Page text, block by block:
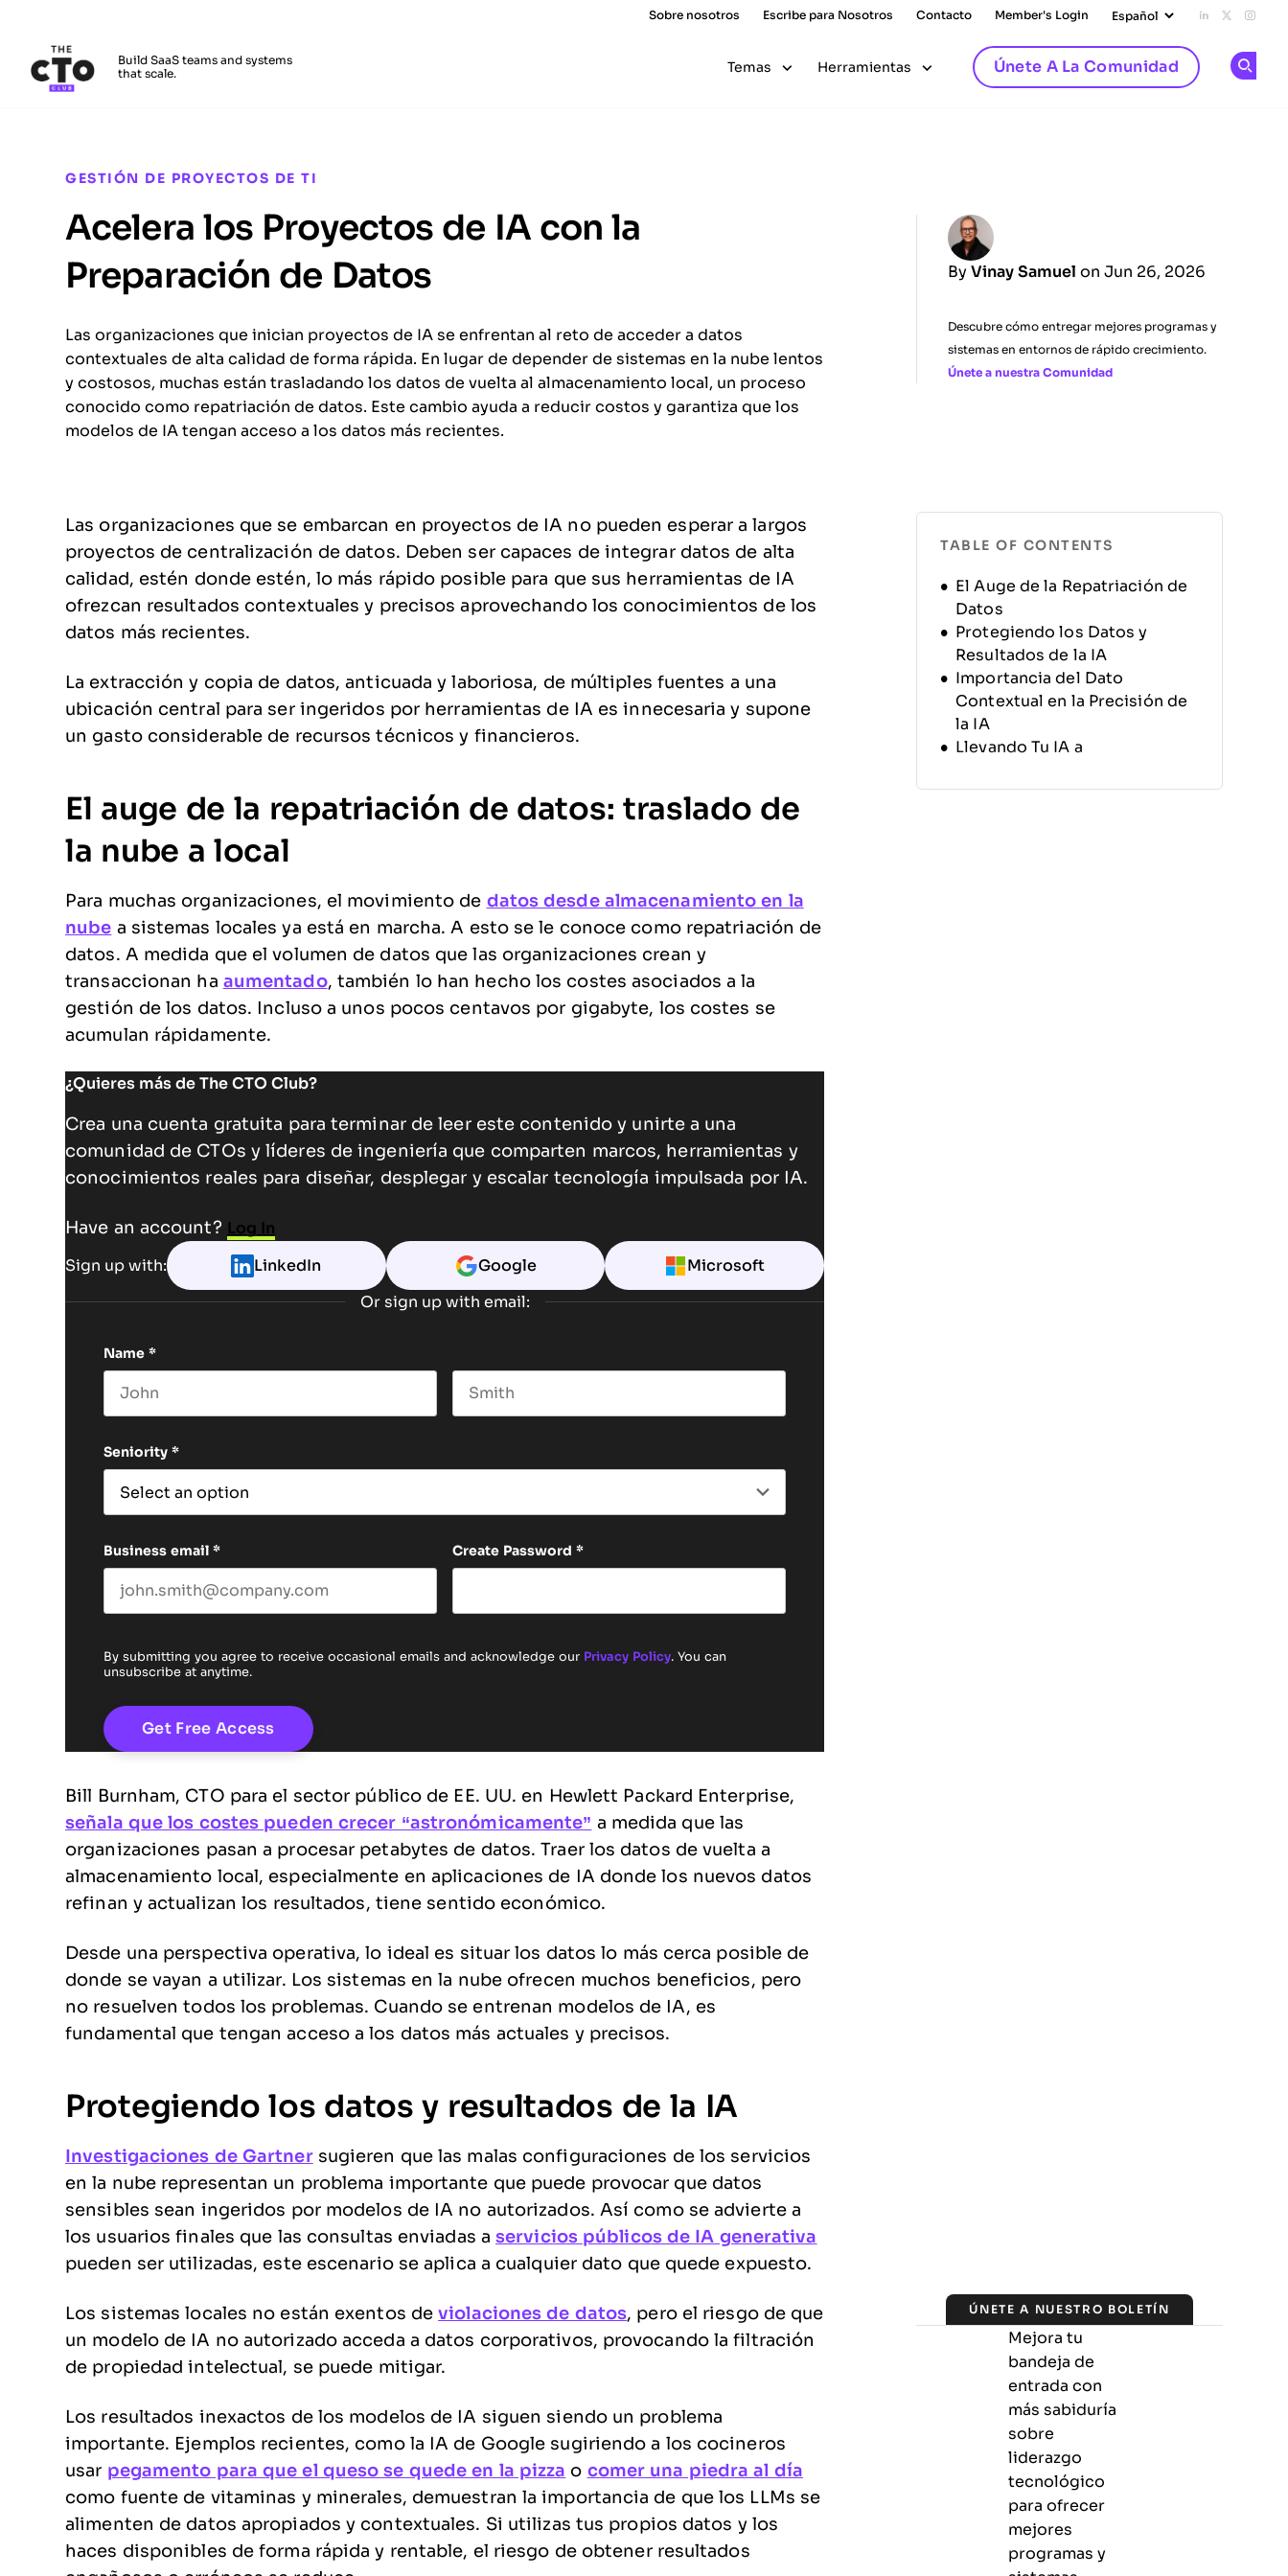
Sobre nosotros Escribe para Nosotros Contacto Member's Login Add us on
Follow
Build SaaS teams and systems
that scale.
Temas Herramientas Únete A La Comunidad
GESTIÓN DE PROYECTOS DE TI
Acelera los Proyectos de IA con la
Preparación de Datos
By Vinay Samuel on Jun 26, 2026
Descubre cómo entregar mejores programas y
sistemas en entornos de rápido crecimiento.
Únete a nuestra Comunidad
Las organizaciones que inician proyectos de IA se enfrentan al reto de acceder a datos
contextuales de alta calidad de forma rápida. En lugar de depender de sistemas en la nube lentos
y costosos, muchas están trasladando los datos de vuelta al almacenamiento local, un proceso
conocido como repatriación de datos. Este cambio ayuda a reducir costos y garantiza que los
modelos de IA tengan acceso a los datos más recientes.
Las organizaciones que se embarcan en proyectos de IA no pueden esperar a largos
proyectos de centralización de datos. Deben ser capaces de integrar datos de alta
calidad, estén donde estén, lo más rápido posible para que sus herramientas de IA
ofrezcan resultados contextuales y precisos aprovechando los conocimientos de los
datos más recientes.
La extracción y copia de datos, anticuada y laboriosa, de múltiples fuentes a una
ubicación central para ser ingeridos por herramientas de IA es innecesaria y supone
un gasto considerable de recursos técnicos y financieros.
El auge de la repatriación de datos: traslado de
la nube a local
Para muchas organizaciones, el movimiento de datos desde almacenamiento en la
nube a sistemas locales ya está en marcha. A esto se le conoce como repatriación de
datos. A medida que el volumen de datos que las organizaciones crean y
transaccionan ha aumentado, también lo han hecho los costes asociados a la
gestión de los datos. Incluso a unos pocos centavos por gigabyte, los costes se
acumulan rápidamente.
¿Quieres más de The CTO Club?
Crea una cuenta gratuita para terminar de leer este contenido y unirte a una
comunidad de CTOs y líderes de ingeniería que comparten marcos, herramientas y
conocimientos reales para diseñar, desplegar y escalar tecnología impulsada por IA.
Have an account? Log In
Sign up with: LinkedIn Google Microsoft
Or sign up with email:
Name *
Seniority *
Business email * Create Password *
By submitting you agree to receive occasional emails and acknowledge our Privacy Policy. You can
unsubscribe at anytime.
Bill Burnham, CTO para el sector público de EE. UU. en Hewlett Packard Enterprise,
señala que los costes pueden crecer “astronómicamente” a medida que las
organizaciones pasan a procesar petabytes de datos. Traer los datos de vuelta a
almacenamiento local, especialmente en aplicaciones de IA donde los nuevos datos
refinan y actualizan los resultados, tiene sentido económico.
Desde una perspectiva operativa, lo ideal es situar los datos lo más cerca posible de
donde se vayan a utilizar. Los sistemas en la nube ofrecen muchos beneficios, pero
no resuelven todos los problemas. Cuando se entrenan modelos de IA, es
fundamental que tengan acceso a los datos más actuales y precisos.
Protegiendo los datos y resultados de la IA
Investigaciones de Gartnersugieren que las malas configuraciones de los servicios
en la nube representan un problema importante que puede provocar que datos
sensibles sean ingeridos por modelos de IA no autorizados. Así como se advierte a
los usuarios finales que las consultas enviadas aservicios públicos de IA generativa
pueden ser utilizadas, este escenario se aplica a cualquier dato que quede expuesto.
Los sistemas locales no están exentos deviolaciones de datos, pero el riesgo de que
un modelo de IA no autorizado acceda a datos corporativos, provocando la filtración
de propiedad intelectual, se puede mitigar.
Los resultados inexactos de los modelos de IA siguen siendo un problema
importante. Ejemplos recientes, como la IA de Google sugiriendo a los cocineros
usar pegamento para que el queso se quede en la pizza o comer una piedra al día
como fuente de vitaminas y minerales, demuestran la importancia de que los LLMs se
alimenten de datos apropiados y contextuales. Si utilizas tus propios datos y los
haces disponibles de forma rápida y rentable, el riesgo de obtener resultados
TABLE OF CONTENTS
El Auge de la Repatriación de
Datos
Protegiendo los Datos y
Resultados de la IA
Importancia del Dato
Contextual en la Precisión de
la IA
Llevando Tu IA a
Acelerando Proyectos de IA
ÚNETE A NUESTRO BOLETÍN
Mejora tu
bandeja de
entrada con
más sabiduría
sobre
liderazgo
tecnológico
para ofrecer
mejores
programas y